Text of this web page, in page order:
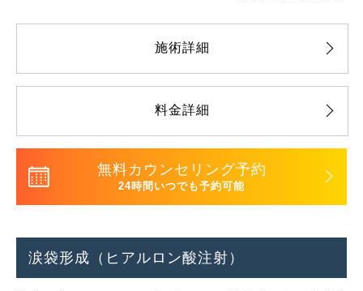
施術詳細
料金詳細
無料カウンセリング予約
24時間いつでも予約可能
涙袋形成（ヒアルロン酸注射）